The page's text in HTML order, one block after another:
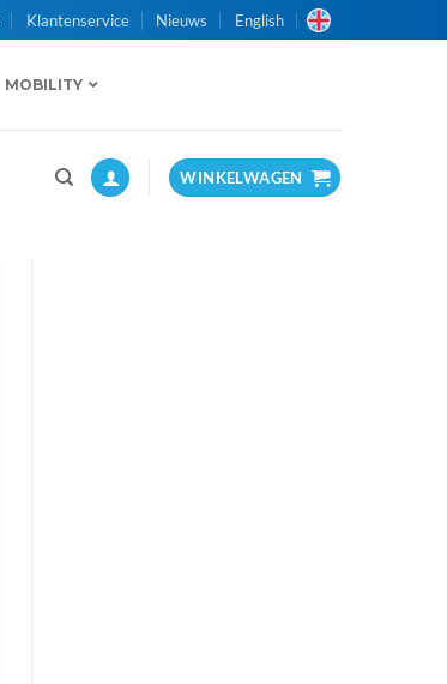
Klantenservice Nieuws English
MOBILITY
WINKELWAGEN